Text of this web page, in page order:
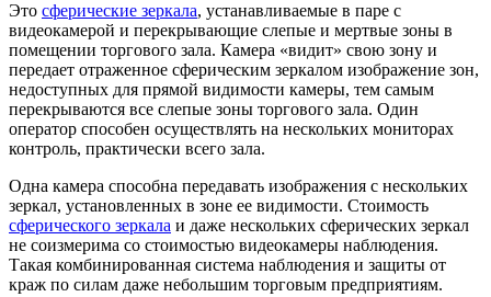
Это сферические зеркала, устанавливаемые в паре с
видеокамерой и перекрывающие слепые и мертвые зоны в
помещении торгового зала. Камера «видит» свою зону и
передает отраженное сферическим зеркалом изображение зон,
недоступных для прямой видимости камеры, тем самым
перекрываются все слепые зоны торгового зала. Один
оператор способен осуществлять на нескольких мониторах
контроль, практически всего зала.
Одна камера способна передавать изображения с нескольких
зеркал, установленных в зоне ее видимости. Стоимость
сферического зеркала и даже нескольких сферических зеркал
не соизмерима со стоимостью видеокамеры наблюдения.
Такая комбинированная система наблюдения и защиты от
краж по силам даже небольшим торговым предприятиям.